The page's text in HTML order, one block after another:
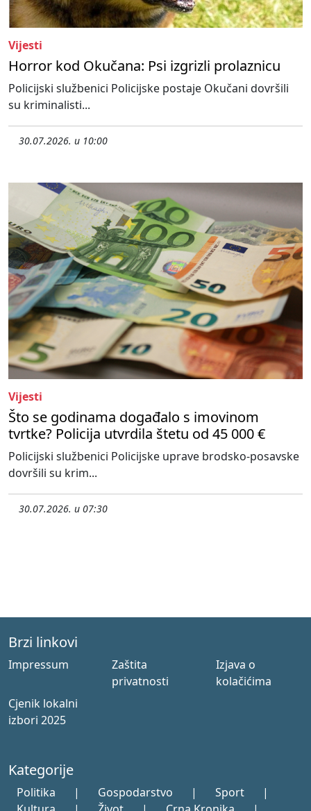
Vijesti
Horror kod Okučana: Psi izgrizli prolaznicu
Policijski službenici Policijske postaje Okučani dovršili
su kriminalisti...
30.07.2026. u 10:00
Vijesti
Što se godinama događalo s imovinom
tvrtke? Policija utvrdila štetu od 45 000 €
Policijski službenici Policijske uprave brodsko-posavske
dovršili su krim...
30.07.2026. u 07:30
Brzi linkovi
Impressum
Zaštita
privatnosti
Izjava o
kolačićima
Cjenik lokalni
izbori 2025
Kategorije
Politika | Gospodarstvo | Sport
|